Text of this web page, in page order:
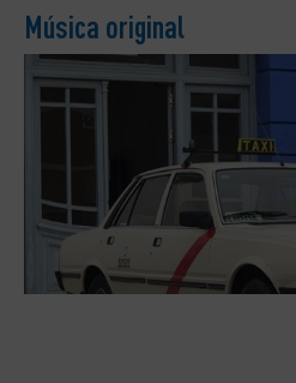
Música original